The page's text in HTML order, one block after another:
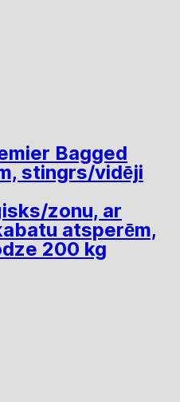
Bagged
stingrs/vidēji
zonu, ar
atsperēm,
200 kg